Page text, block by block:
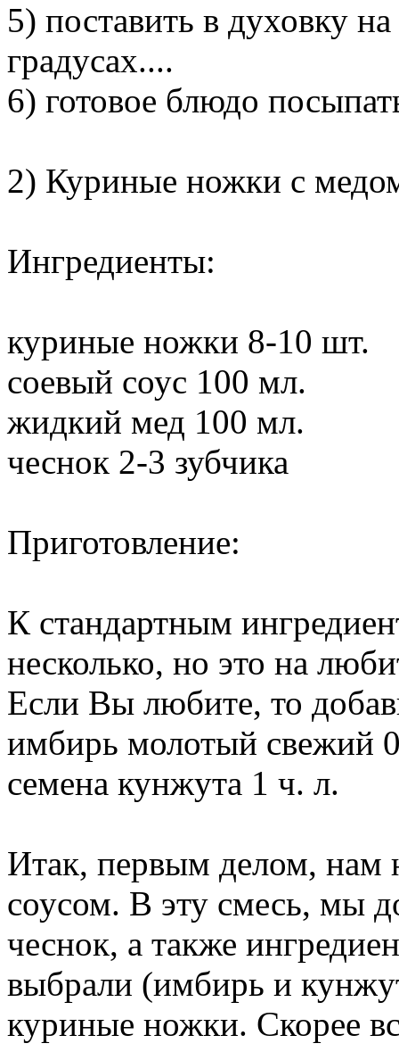
5) поставить в духовку
градусах....
6) готовое блюдо
2) Куриные ножки с
Ингредиенты:
куриные ножки 8-10 шт.
соевый соус 100 мл.
жидкий мед 100 мл.
чеснок 2-3 зубчика
Приготовление:
К стандартным
несколько, но это на
Если Вы любите, то
имбирь молотый свежий
семена кунжута 1 ч. л.
Итак, первым делом, нам
соусом. В эту смесь, мы
чеснок, а также
выбрали (имбирь и
куриные ножки. Скорее